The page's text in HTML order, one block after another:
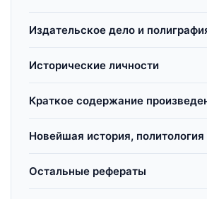
Издательское дело и
Исторические личности
Краткое содержание
Новейшая история, политология
Остальные рефераты